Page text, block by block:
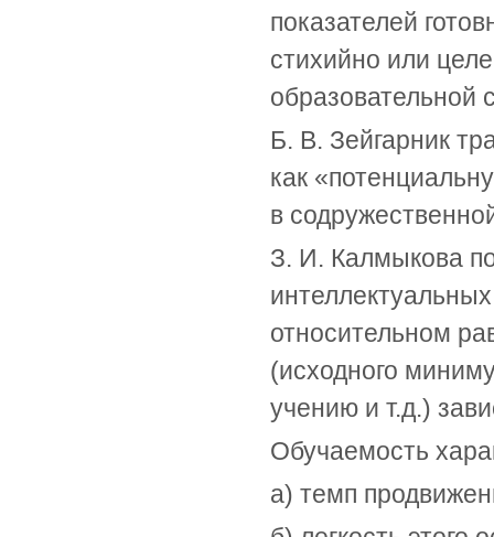
показателей
стихийно или
образовательной
Б. В. Зейгарник
как
в
З. И. Калмыкова
относительном
(исходного
учению и т.д.)
Обучаемость
а) темп